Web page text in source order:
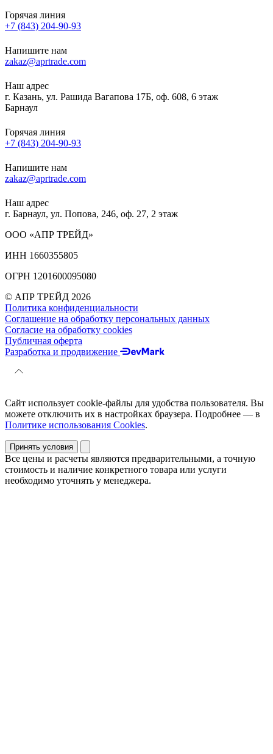
Горячая линия
+7 (843) 204-90-93
Напишите нам
zakaz@aprtrade.com
Наш адрес
г. Казань, ул. Рашида Вагапова 17Б, оф. 608, 6 этаж
Барнаул
Горячая линия
+7 (843) 204-90-93
Напишите нам
zakaz@aprtrade.com
Наш адрес
г. Барнаул, ул. Попова, 246, оф. 27, 2 этаж
ООО «АПР ТРЕЙД»
ИНН 1660355805
ОГРН 1201600095080
© АПР ТРЕЙД 2026
Политика конфиденциальности
Соглашение на обработку персональных данных
Согласие на обработку cookies
Публичная оферта
Разработка и продвижение
Сайт использует cookie-файлы для удобства пользователя. Вы
можете отключить их в настройках браузера. Подробнее — в
Политике использования Cookies.
Принять условия
Все цены и расчеты являются предварительными, а точную
стоимость и наличие конкретного товара или услуги
необходимо уточнять у менеджера.